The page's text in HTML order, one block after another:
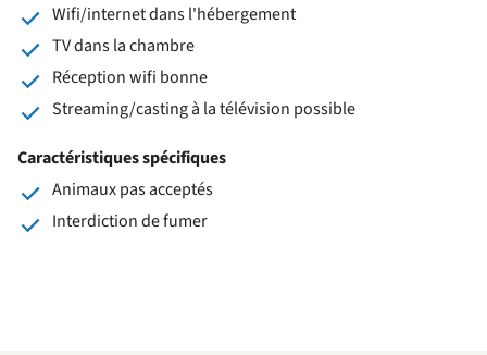
Wifi/internet dans l'hébergement
TV dans la chambre
Réception wifi bonne
Streaming/casting à la télévision possible
Caractéristiques spécifiques
Animaux pas acceptés
Interdiction de fumer